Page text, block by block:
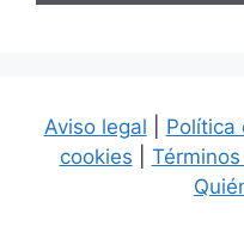
Aviso legal Política
cookies